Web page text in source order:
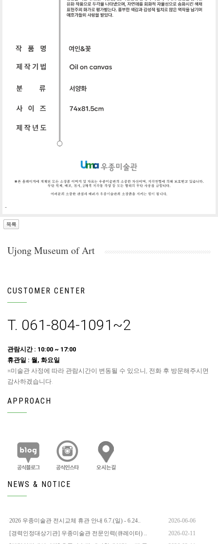
-
Ujong Museum of Art
CUSTOMER CENTER
T. 061-804-1091~2
관람시간 : 10:00 ~ 17:00
휴관일 : 월, 화요일
※미술관 사정에 따라 관람시간이 변동될 수 있으니, 전화 후 방문해주시면
감사하겠습니다.
APPROACH
NEWS & NOTICE
2026 우종미술관 전시교체 휴관 안내 6.7.(일) - 6.24..
2026-06-06
[경력인정대상기관] 우종미술관 전문인력(큐레이터) ..
2026-02-11